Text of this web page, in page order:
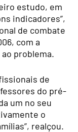
estudo, em
indicadores”,
de combate
com a
problema.
de
do pré-
um no seu
o
realçou.